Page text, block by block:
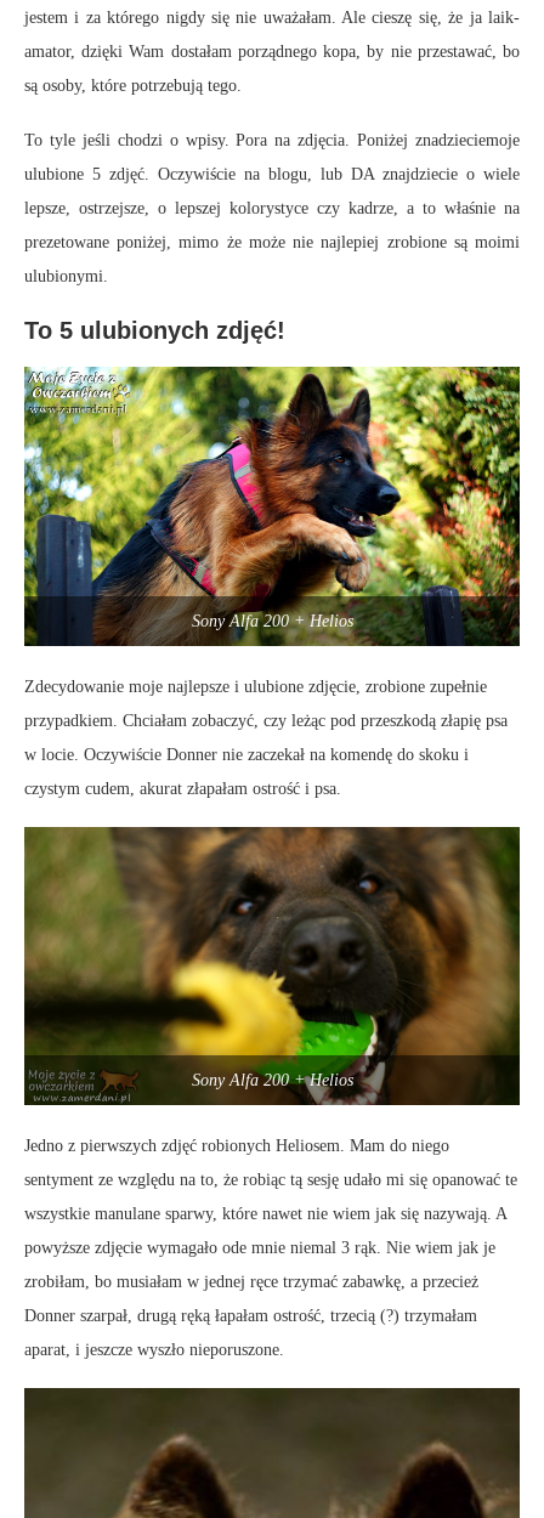
jestem i za którego nigdy się nie uważałam. Ale cieszę się, że ja laik-
amator, dzięki Wam dostałam porządnego kopa, by nie przestawać, bo
są osoby, które potrzebują tego.
To tyle jeśli chodzi o wpisy. Pora na zdjęcia. Poniżej znadzieciemoje
ulubione 5 zdjęć. Oczywiście na blogu, lub DA znajdziecie o wiele
lepsze, ostrzejsze, o lepszej kolorystyce czy kadrze, a to właśnie na
prezetowane poniżej, mimo że może nie najlepiej zrobione są moimi
ulubionymi.
To 5 ulubionych zdjęć!
Sony Alfa 200 + Helios
Zdecydowanie moje najlepsze i ulubione zdjęcie, zrobione zupełnie
przypadkiem. Chciałam zobaczyć, czy leżąc pod przeszkodą złapię psa
w locie. Oczywiście Donner nie zaczekał na komendę do skoku i
czystym cudem, akurat złapałam ostrość i psa.
Sony Alfa 200 + Helios
Jedno z pierwszych zdjęć robionych Heliosem. Mam do niego
sentyment ze względu na to, że robiąc tą sesję udało mi się opanować te
wszystkie manulane sparwy, które nawet nie wiem jak się nazywają. A
powyższe zdjęcie wymagało ode mnie niemal 3 rąk. Nie wiem jak je
zrobiłam, bo musiałam w jednej ręce trzymać zabawkę, a przecież
Donner szarpał, drugą ręką łapałam ostrość, trzecią (?) trzymałam
aparat, i jeszcze wyszło nieporuszone.